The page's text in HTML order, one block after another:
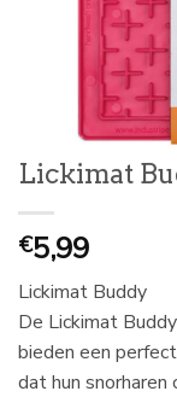
Lickimat
€5,99
Lickimat Buddy
De Lickimat
bieden een
dat hun snorharen